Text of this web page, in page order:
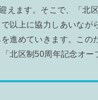
えます。そこで、「北
以上に協力しあいな
進めていきます。こ
北区制50周年記念オー